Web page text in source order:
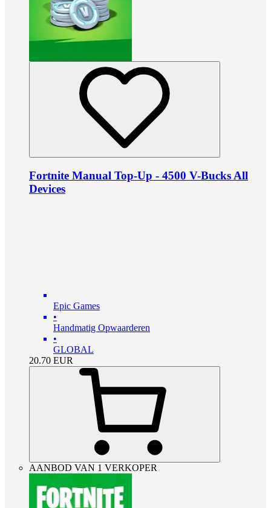
Fortnite Manual Top-Up - 4500 V-Bucks All
Devices
Epic Games
•
Handmatig Opwaarderen
•
GLOBAL
20.70 EUR
AANBOD VAN 1 VERKOPER